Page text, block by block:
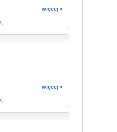
więcej »
więcej »